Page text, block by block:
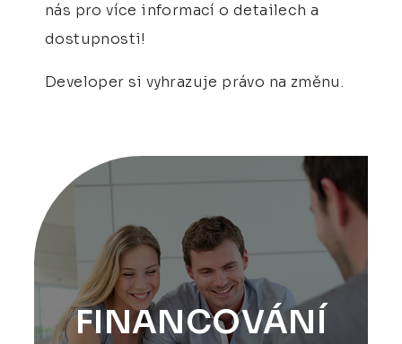
nás pro více informací o detailech a
dostupnosti!
Developer si vyhrazuje právo na změnu.
FINANCOVÁNÍ